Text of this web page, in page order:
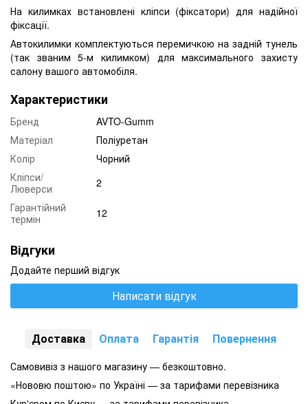
На килимках встановлені кліпси (фіксатори) для надійної
фіксації.
Автокилимки комплектуються перемичкою на задній тунель
(так званим 5-м килимком) для максимального захисту
салону вашого автомобіля.
Характеристики
Бренд
AVTO-Gumm
Матеріал
Поліуретан
Колір
Чорний
Кліпси/
Люверси
2
Гарантійний
термін
12
Відгуки
Додайте перший відгук
Написати відгук
Доставка Оплата Гарантія Повернення
Самовивіз з нашого магазину — безкоштовно.
«Нововю поштою» по Україні — за тарифами перевізника